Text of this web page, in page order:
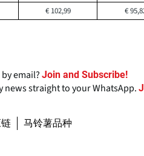
€ 102,99 €
email? Join and Subscribe!
straight to your WhatsApp.
马铃薯品种